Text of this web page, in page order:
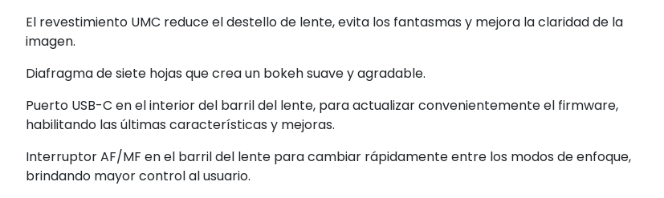
El revestimiento UMC reduce el destello de lente, evita los fantasmas y mejora la claridad de la
imagen.
Diafragma de siete hojas que crea un bokeh suave y agradable.
Puerto USB-C en el interior del barril del lente, para actualizar convenientemente el firmware,
habilitando las últimas características y mejoras.
Interruptor AF/MF en el barril del lente para cambiar rápidamente entre los modos de enfoque,
brindando mayor control al usuario.